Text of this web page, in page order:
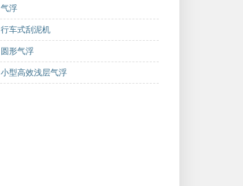
气浮
行车式刮泥机
圆形气浮
小型高效浅层气浮